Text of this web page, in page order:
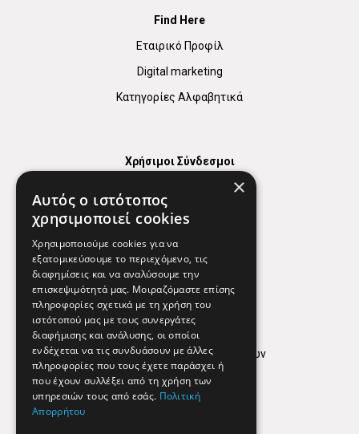
Find Here
Εταιρικό Προφίλ
Digital marketing
Κατηγορίες Αλφαβητικά
Χρήσιμοι Σύνδεσμοι
Χρήσιμα Τηλέφωνα
Εφημερεύοντα Φαρμακεία
Απόρρητο
Όροι Χρήσης
Πολιτική προστασίας δεδομένων
Findhere
×
Αυτός ο ιστότοπος
χρησιμοποιεί cookies
Χρησιμοποιούμε cookies για να
εξατομικεύσουμε το περιεχόμενο, τις
διαφημίσεις και να αναλύσουμε την
επισκεψιμότητά μας. Μοιραζόμαστε επίσης
πληροφορίες σχετικά με τη χρήση του
ιστότοπού μας με τους συνεργάτες
διαφήμισης και ανάλυσης, οι οποίοι
ενδέχεται να τις συνδυάσουν με άλλες
πληροφορίες που τους έχετε παράσχει ή
που έχουν συλλέξει από τη χρήση των
υπηρεσιών τους από εσάς. Πολιτική
Απορρήτου